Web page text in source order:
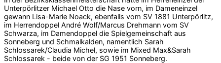
Unterpörlitzer Michael Otto die Nase vorn, im Dameneinzel
gewann Lisa-Marie Noack, ebenfalls vom SV 1881 Unterpörlitz,
im Herrendoppel André Wolf/Marcus Drehmann vom SV
Schwarza, im Damendoppel die Spielgemeinschaft aus
Sonneberg und Schmalkalden, namentlich Sarah
Schlossarek/Claudia Michel, sowie im Mixed Max&Sarah
Schlossarek - beide von der SG 1951 Sonneberg.